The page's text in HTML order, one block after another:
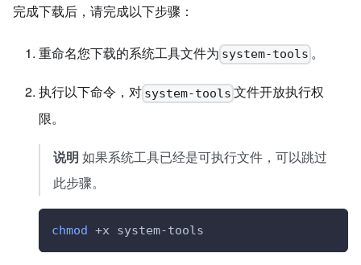
完成下载后，请完成以下步骤：
重命名您下载的系统工具文件为 system-tools 。
执行以下命令，对 system-tools 文件开放执行权
限。
说明 如果系统工具已经是可执行文件，可以跳过
此步骤。
chmod +x system-tools